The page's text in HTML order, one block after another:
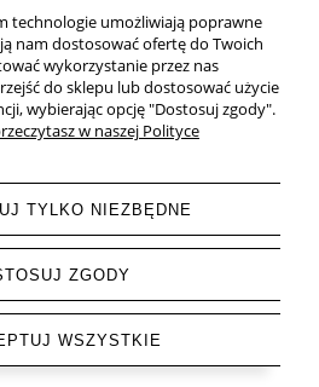
sklep at naturalhomedecor.pl | Tel.:
| REGON: 381429127
- Naturalhomedecor.pl
technologie umożliwiają poprawne
nam dostosować ofertę do Twoich
wykorzystanie przez nas
do sklepu lub dostosować użycie
wybierając opcję "Dostosuj zgody".
w naszej Polityce
TYLKO NIEZBĘDNE
ZGODY
WSZYSTKIE